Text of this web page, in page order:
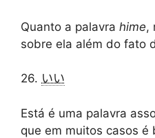
Quanto a palavra hime,
sobre ela além do fato
26. いい
Está é uma palavra
que em muitos casos é